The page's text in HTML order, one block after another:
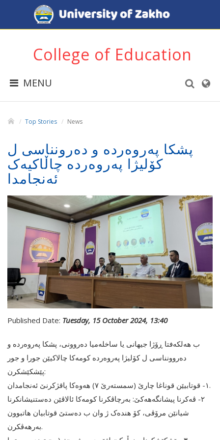
College of Education
MENU
Top Stories News
پشکا پەروەردە و دەرونناسی ل
کۆلیژا پەروەردە چاڵاکیەک
ئەنجامدا
Published Date: Tuesday, 15 October 2024, 13:40
ب هەلکەفتا ڕۆژا جیهانی یا ساخلەمیا دەروونی، پشکا پەروەردە و
دەروونناسی ل کۆلیژا پەروەردە کومەکا چالاکیێن جورا و جور
پێشکێشکرن:
١- قوتابیێن قوناغا چارێ (سمستەرێ ٧) هەوەکا پاقژکرنێ ئەنجامدان.
٢- ڤەکرنا پیشانگەهەکێ: بەرچاڤکرنا کومەکا ئالاڤێن دەستنیشانکرنا
شیانێن مرۆڤی، کۆ هندەک ژ وان ب دەستێ قوتابیان هاتبوون
بەرهەڤکرن.